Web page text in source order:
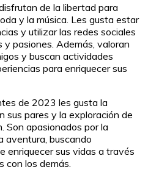
de la libertad para
y la música. Les gusta estar
y utilizar las redes sociales
pasiones. Además, valoran
y buscan actividades
para enriquecer sus
de 2023 les gusta la
sus pares y la exploración de
Son apasionados por la
aventura, buscando
enriquecer sus vidas a través
con los demás.